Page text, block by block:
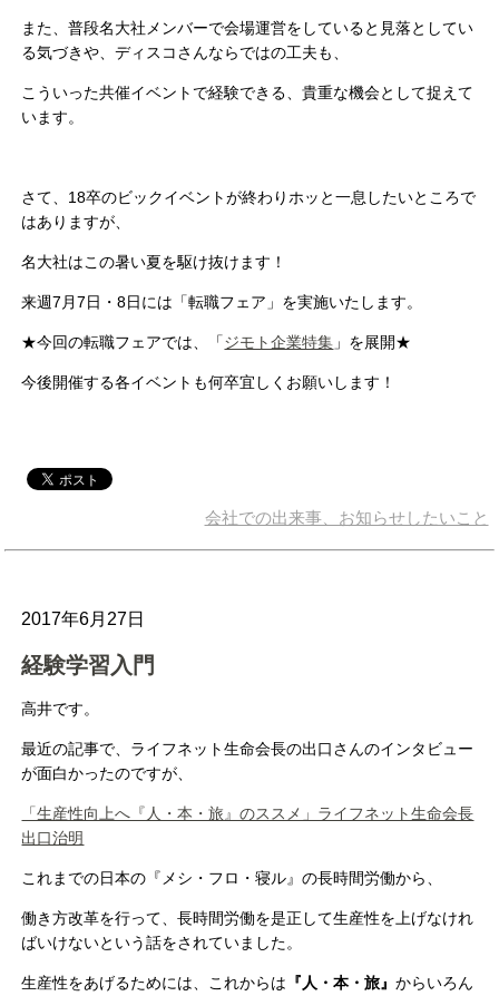
また、普段名大社メンバーで会場運営をしていると見落としてい
る気づきや、ディスコさんならではの工夫も、
こういった共催イベントで経験できる、貴重な機会として捉えて
います。
さて、18卒のビックイベントが終わりホッと一息したいところで
はありますが、
名大社はこの暑い夏を駆け抜けます！
来週7月7日・8日には「転職フェア」を実施いたします。
★今回の転職フェアでは、「ジモト企業特集 」を展開★
今後開催する各イベントも何卒宜しくお願いします！
会社での出来事、お知らせしたいこと
2017年6月27日
経験学習入門
高井です。
最近の記事で、ライフネット生命会長の出口さんのインタビュー
が面白かったのですが、
「生産性向上へ『人・本・旅』のススメ」ライフネット生命会長
出口治明
これまでの日本の『メシ・フロ・寝ル』の長時間労働から、
働き方改革を行って、長時間労働を是正して生産性を上げなけれ
ばいけないという話をされていました。
生産性をあげるためには、これからは 『人・本・旅』からいろん